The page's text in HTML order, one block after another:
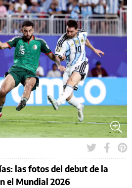
las fotos del debut de la
el Mundial 2026